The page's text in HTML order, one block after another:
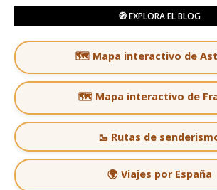
🧭 EXPLORA EL BLOG
🗺️ Mapa interactivo de
🗺️ Mapa interactivo de
🥾 Rutas de
🌍 Viajes por España